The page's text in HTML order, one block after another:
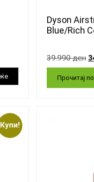
Dyson
Blue/Rich
39.990ден
Прочитај
Купи!